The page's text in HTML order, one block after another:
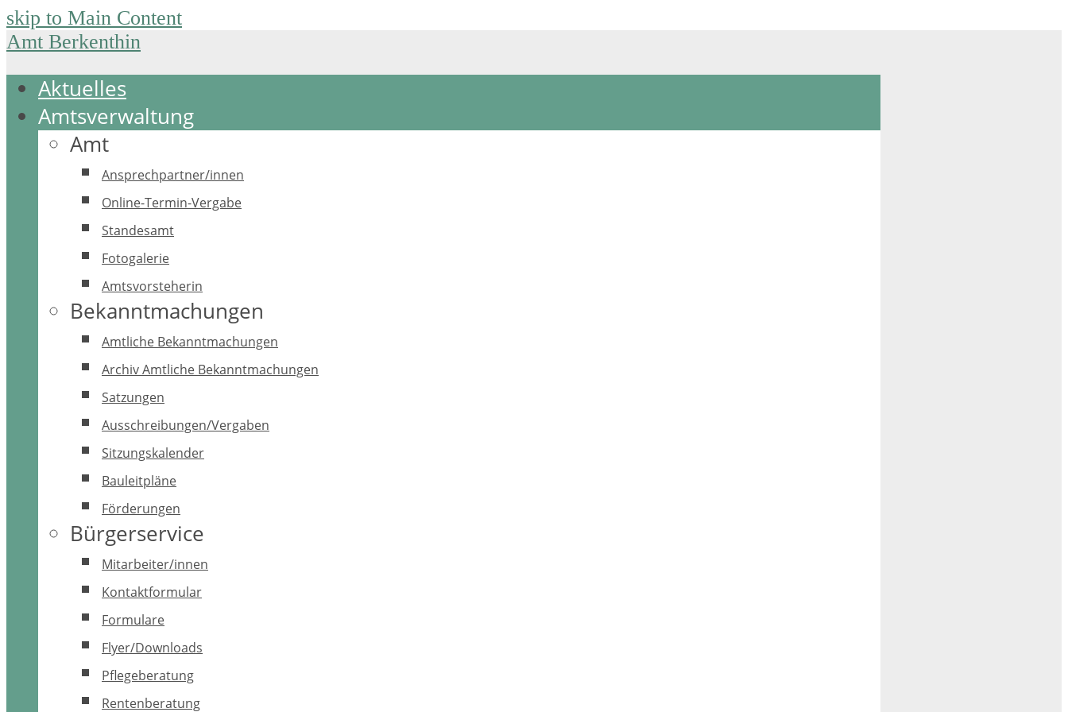
skip to Main Content
Amt Berkenthin
Aktuelles
Amtsverwaltung
Amt
Ansprechpartner/innen
Online-Termin-Vergabe
Standesamt
Fotogalerie
Amtsvorsteherin
Bekanntmachungen
Amtliche Bekanntmachungen
Archiv Amtliche Bekanntmachungen
Satzungen
Ausschreibungen/Vergaben
Sitzungskalender
Bauleitpläne
Förderungen
Bürgerservice
Mitarbeiter/innen
Kontaktformular
Formulare
Flyer/Downloads
Pflegeberatung
Rentenberatung